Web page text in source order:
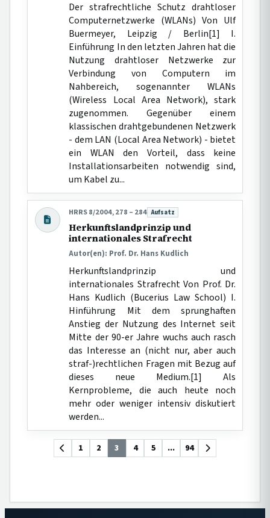
Der strafrechtliche Schutz drahtloser
Computernetzwerke (WLANs) Von Ulf
Buermeyer, Leipzig / Berlin[1] I.
Einführung In den letzten Jahren hat die
Nutzung drahtloser Netzwerke zur
Verbindung von Computern im
Nahbereich, sogenannter WLANs
(Wireless Local Area Network), stark
zugenommen. Gegenüber einem
klassischen drahtgebundenen Netzwerk
- dem LAN (Local Area Network) - bietet
ein WLAN den Vorteil, dass keine
Installationsarbeiten notwendig sind,
um Kabel zu...
HRRS 8/2004, 278 – 284 Beitragsart:
Aufsatz
Herkunftslandprinzip und
internationales Strafrecht
Autor(en): Prof. Dr. Hans Kudlich
Herkunftslandprinzip und
internationales Strafrecht Von Prof. Dr.
Hans Kudlich (Bucerius Law School) I.
Hinführung Mit dem sprunghaften
Anstieg der Nutzung des Internet seit
Mitte der 90-er Jahre wuchs auch rasch
das Interesse an (nicht nur, aber auch
straf-)rechtlichen Fragen mit Bezug auf
dieses neue Medium.[1] Als
Kernprobleme, die auch heute noch
mehr oder weniger intensiv diskutiert
werden...
1 2 3 4 5 ... 94